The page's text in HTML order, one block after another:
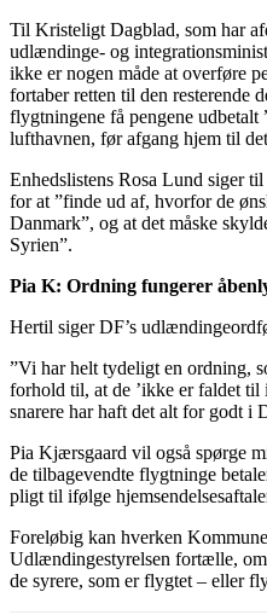
Til Kristeligt Dagblad, som har
udlændinge- og
ikke er nogen måde at overføre
fortaber retten til den resterende
flygtningene få pengene udbetalt
lufthavnen, før afgang hjem til
Enhedslistens Rosa Lund siger
for at ”finde ud af, hvorfor de
Danmark”, og at det måske
Syrien”.
Pia K: Ordning fungerer
Hertil siger DF’s
”Vi har helt tydeligt en ordning,
forhold til, at de ’ikke er faldet til
snarere har haft det alt for godt i
Pia Kjærsgaard vil også spørge
de tilbagevendte flygtninge
pligt til ifølge
Foreløbig kan hverken
Udlændingestyrelsen fortælle,
de syrere, som er flygtet – eller